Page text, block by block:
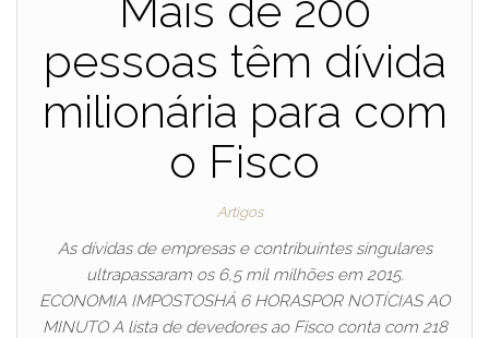
Mais de 200
pessoas têm dívida
milionária para com
o Fisco
Artigos
As dívidas de empresas e contribuintes singulares
ultrapassaram os 6,5 mil milhões em 2015.
ECONOMIA IMPOSTOSHÁ 6 HORASPOR NOTÍCIAS AO
MINUTO A lista de devedores ao Fisco conta com 218